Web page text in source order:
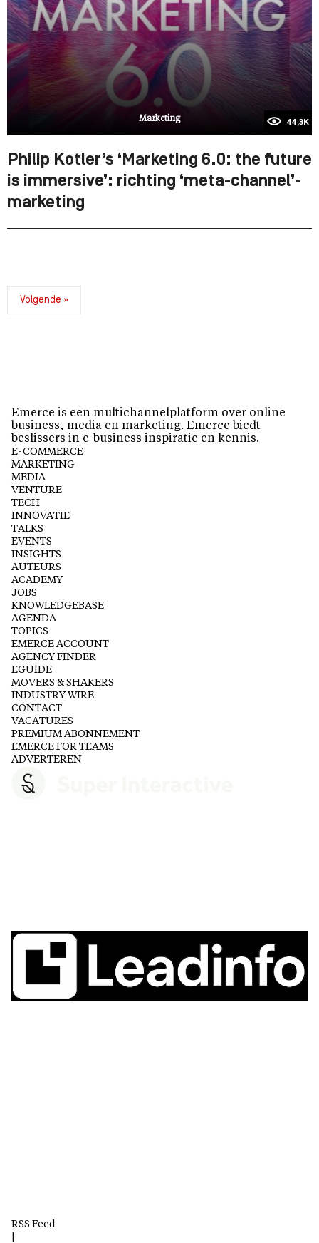
Marketing 44,3K
Philip Kotler’s ‘Marketing 6.0: the future
is immersive’: richting ‘meta-channel’-
marketing
Volgende »
Emerce is een multichannelplatform over online
business, media en marketing. Emerce biedt
beslissers in e-business inspiratie en kennis.
E-COMMERCE
MARKETING
MEDIA
VENTURE
TECH
INNOVATIE
TALKS
EVENTS
INSIGHTS
AUTEURS
ACADEMY
JOBS
KNOWLEDGEBASE
AGENDA
TOPICS
EMERCE ACCOUNT
AGENCY FINDER
EGUIDE
MOVERS & SHAKERS
INDUSTRY WIRE
CONTACT
VACATURES
PREMIUM ABONNEMENT
EMERCE FOR TEAMS
ADVERTEREN
RSS Feed